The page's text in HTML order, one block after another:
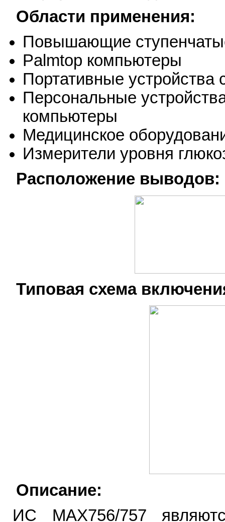
Области применения:
Повышающие
Palmtop компьютеры
Портативные устройства
Персональные
компьютеры
Медицинское
Измерители уровня
Расположение выводов:
Типовая схема
Описание:
ИС MAX756/757